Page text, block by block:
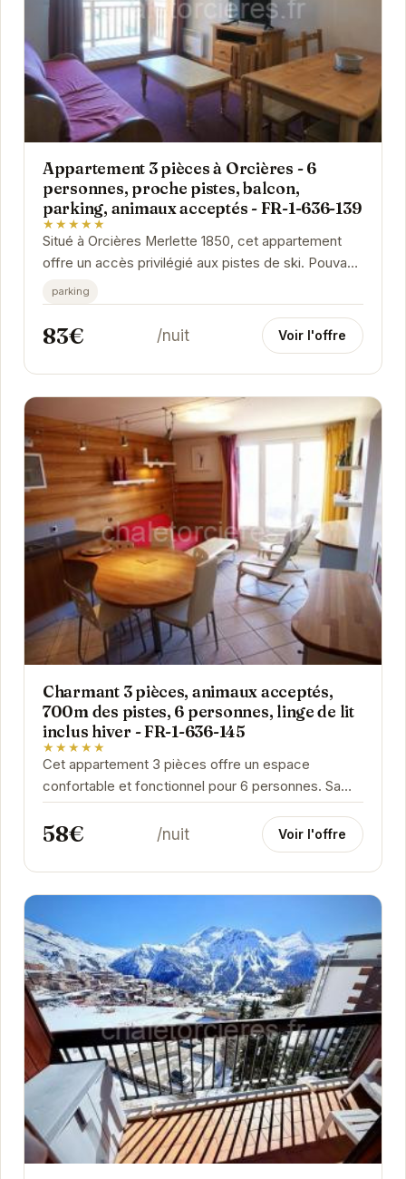
Appartement 3 pièces à Orcières - 6
personnes, proche pistes, balcon,
parking, animaux acceptés - FR-1-636-139
★★★★★
Situé à Orcières Merlette 1850, cet appartement
offre un accès privilégié aux pistes de ski. Pouvant
accueillir jusqu'à 6 personnes, il...
parking
83€ /nuit Voir l'offre
Charmant 3 pièces, animaux acceptés,
700m des pistes, 6 personnes, linge de lit
inclus hiver - FR-1-636-145
★★★★★
Cet appartement 3 pièces offre un espace
confortable et fonctionnel pour 6 personnes. Sa
proximité avec les pistes (700m) est un atout
majeur pour...
58€ /nuit Voir l'offre